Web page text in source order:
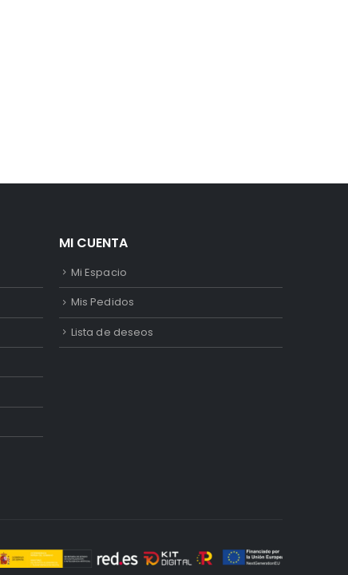
MI CUENTA
Mi Espacio
Mis Pedidos
Lista de deseos